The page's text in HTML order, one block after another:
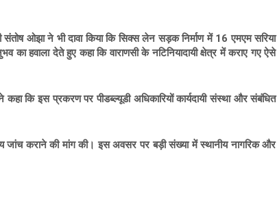
संतोष ओझा ने भी दावा किया कि सिक्स लेन सड़क निर्माण में 16 एमएम सरिया
हवाला देते हुए कहा कि वाराणसी के नटिनियादायी क्षेत्र में कराए गए ऐसे
कि इस प्रकरण पर पीडब्ल्यूडी अधिकारियों कार्यदायी संस्था और संबंधित
कराने की मांग की। इस अवसर पर बड़ी संख्या में स्थानीय नागरिक और